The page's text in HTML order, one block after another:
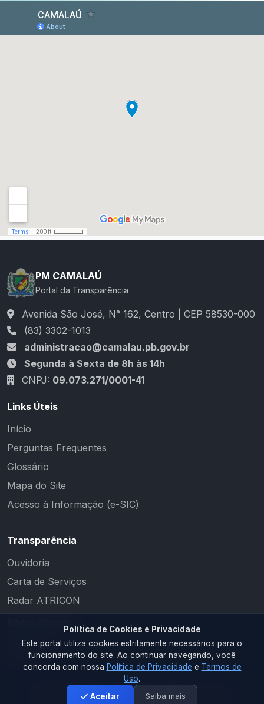
PM CAMALAÚ
Portal da Transparência
Avenida São José, N° 162, Centro | CEP 58530-000
(83) 3302-1013
administracao@camalau.pb.gov.br
Segunda à Sexta de 8h às 14h
CNPJ: 09.073.271/0001-41
Links Úteis
Início
Perguntas Frequentes
Glossário
Mapa do Site
Acesso à Informação (e-SIC)
Transparência
Ouvidoria
Carta de Serviços
Radar ATRICON
2026 © PM CAMALAÚ. Todos os direitos reservados.
Política de Cookies e Privacidade
Este portal utiliza cookies estritamente necessários para o
funcionamento do site. Ao continuar navegando, você
concorda com nossa Política de Privacidade e Termos de
Uso.
Aceitar
Saiba mais